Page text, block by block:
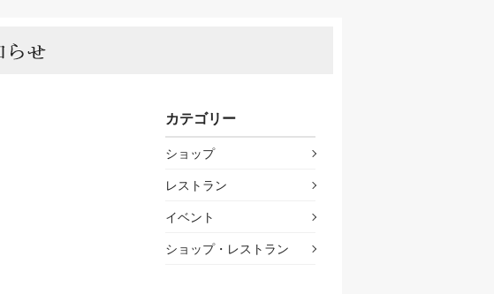
カテゴリー
ショップ
レストラン
イベント
ショップ・レストラン